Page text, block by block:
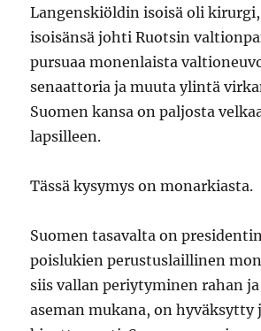
Langenskiöldin isoisä oli
isoisänsä johti Ruotsin
pursuaa monenlaista
senaattoria ja muuta ylintä
Suomen kansa on paljosta
lapsilleen.
Tässä kysymys on monarkiasta.
Suomen tasavalta on
poislukien perustuslaillinen
siis vallan periytyminen rahan
aseman mukana, on hyväksytty